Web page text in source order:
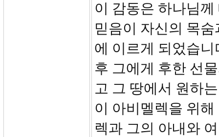
이 감동은 하나님
믿음이 자신의 목
에 이르게 되었습
후 그에게 후한 선
고 그 땅에서 원하
이 아비멜렉을 위
렉과 그의 아내와